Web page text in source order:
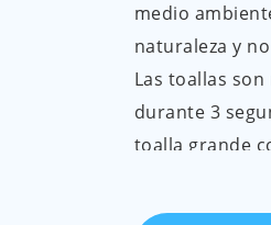
medio
naturaleza y
Las toallas
durante 3
toalla grande